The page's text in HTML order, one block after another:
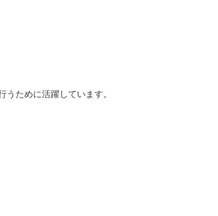
ために活躍しています。